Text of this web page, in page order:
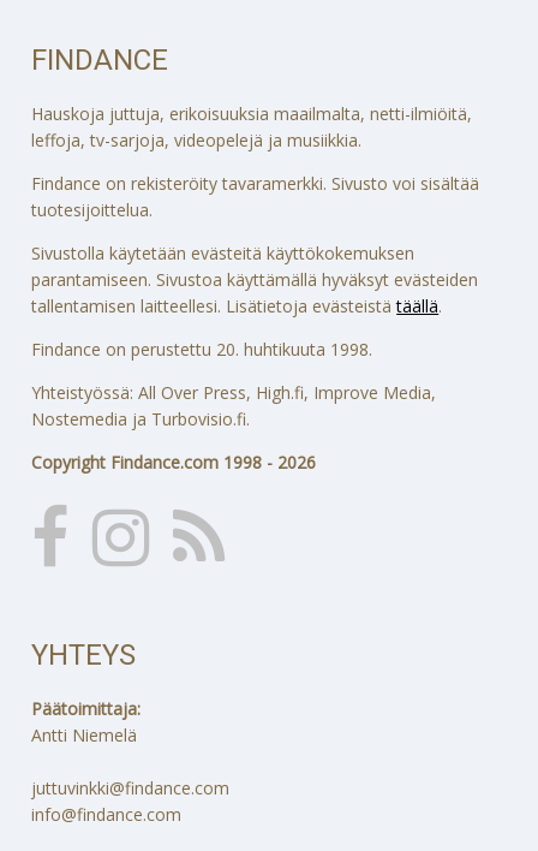
FINDANCE
Hauskoja juttuja, erikoisuuksia maailmalta, netti-ilmiöitä,
leffoja, tv-sarjoja, videopelejä ja musiikkia.
Findance on rekisteröity tavaramerkki. Sivusto voi sisältää
tuotesijoittelua.
Sivustolla käytetään evästeitä käyttökokemuksen
parantamiseen. Sivustoa käyttämällä hyväksyt evästeiden
tallentamisen laitteellesi. Lisätietoja evästeistätäällä.
Findance on perustettu 20. huhtikuuta 1998.
Yhteistyössä: All Over Press, High.fi, Improve Media,
Nostemedia ja Turbovisio.fi.
Copyright Findance.com 1998 - 2026
YHTEYS
Päätoimittaja:
Antti Niemelä
juttuvinkki@findance.com
info@findance.com